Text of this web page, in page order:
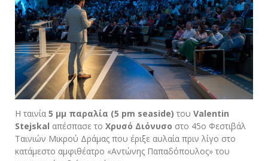
Η ταινία 5 μμ παραλία (5 pm seaside) του Valentin
Stejskal απέσπασε το Χρυσό Διόνυσο στο 45ο Φεστιβάλ
Ταινιών Μικρού Δράμας που έριξε αυλαία πριν λίγο στο
κατάμεστο αμφιθέατρο «Αντώνης Παπαδόπουλος» του